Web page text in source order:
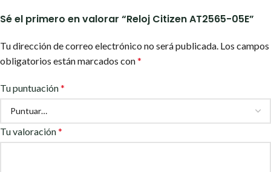
Sé el primero en valorar “Reloj Citizen AT2565-05E”
Tu dirección de correo electrónico no será publicada. Los campos
obligatorios están marcados con*
Tu puntuación*
Tu valoración*